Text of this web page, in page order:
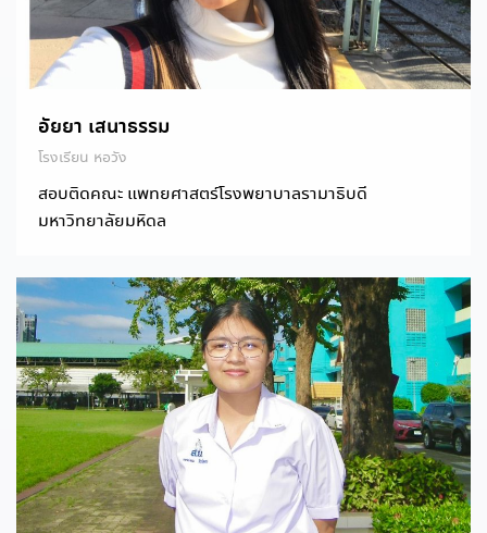
อัยยา เสนาธรรม
โรงเรียน หอวัง
สอบติดคณะ แพทยศาสตร์โรงพยาบาลรามาธิบดี
มหาวิทยาลัยมหิดล